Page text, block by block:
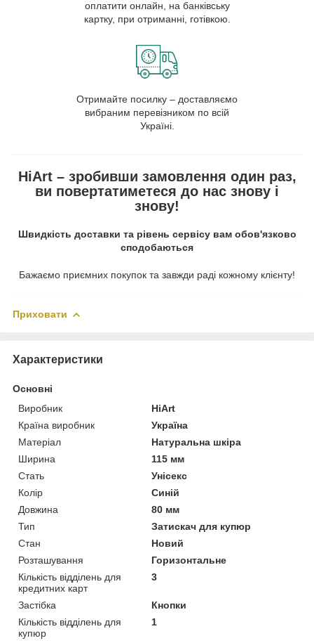
оплатити онлайн, на банківську
картку, при отриманні, готівкою.
Отримайте посилку – доставляємо
вибраним перевізником по всій
Україні.
HiArt – зробивши замовлення один раз,
ви повертатиметеся до нас знову і
знову!
Швидкість доставки та рівень сервісу вам обов'язково
сподобаються
Бажаємо приємних покупок та завжди раді кожному клієнту!
Приховати
Характеристики
Основні
Виробник
HiArt
Країна виробник
Україна
Матеріал
Натуральна шкіра
Ширина
115 мм
Стать
Унісекс
Колір
Синій
Довжина
80 мм
Тип
Затискач для купюр
Стан
Новий
Розташування
Горизонтальне
Кількість відділень для
кредитних карт
3
Застібка
Кнопки
Кількість відділень для
купюр
1